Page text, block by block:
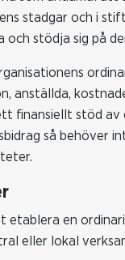
stadgar och i
stödja sig på
anställda,
finansiellt stöd
så behöver
etablera en
eller lokal